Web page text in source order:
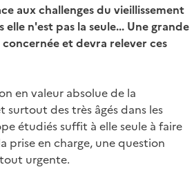
aux challenges du vieillissement
n'est pas la seule... Une grande
et devra relever ces
en valeur absolue de la
surtout des très âgés dans les
étudiés suffit à elle seule à faire
prise en charge, une question
urgente.